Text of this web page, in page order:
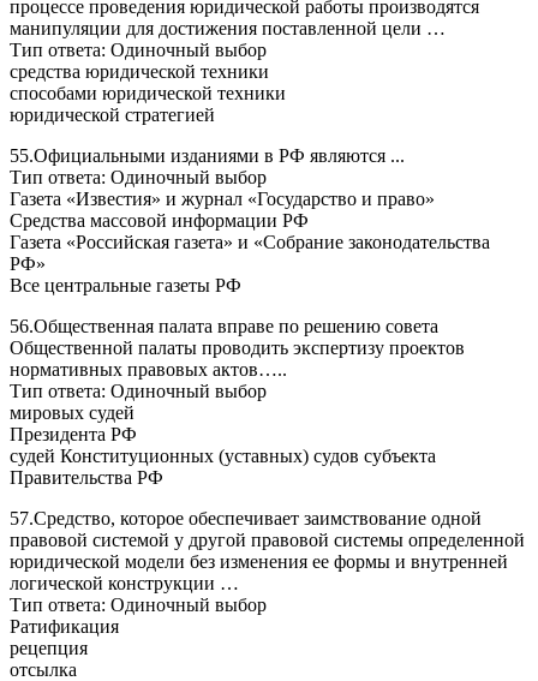
процессе проведения юридической работы производятся
манипуляции для достижения поставленной цели …
Тип ответа: Одиночный выбор
средства юридической техники
способами юридической техники
юридической стратегией
55.Официальными изданиями в РФ являются ...
Тип ответа: Одиночный выбор
Газета «Известия» и журнал «Государство и право»
Средства массовой информации РФ
Газета «Российская газета» и «Собрание законодательства
РФ»
Все центральные газеты РФ
56.Общественная палата вправе по решению совета
Общественной палаты проводить экспертизу проектов
нормативных правовых актов…..
Тип ответа: Одиночный выбор
мировых судей
Президента РФ
судей Конституционных (уставных) судов субъекта
Правительства РФ
57.Средство, которое обеспечивает заимствование одной
правовой системой у другой правовой системы определенной
юридической модели без изменения ее формы и внутренней
логической конструкции …
Тип ответа: Одиночный выбор
Ратификация
рецепция
отсылка